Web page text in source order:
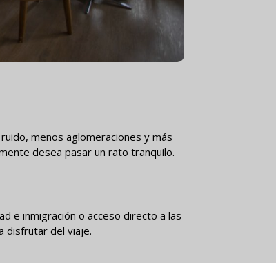
menos aglomeraciones y más
desea pasar un rato tranquilo.
e inmigración o acceso directo a las
disfrutar del viaje.